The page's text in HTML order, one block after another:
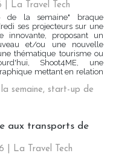
La Travel Tech
de la semaine" braque
ses projecteurs sur une
innovante, proposant un
et/ou une nouvelle
thématique tourisme ou
Shoot4ME, une
mettant en relation
semaine, start-up de
aux transports de
La Travel Tech